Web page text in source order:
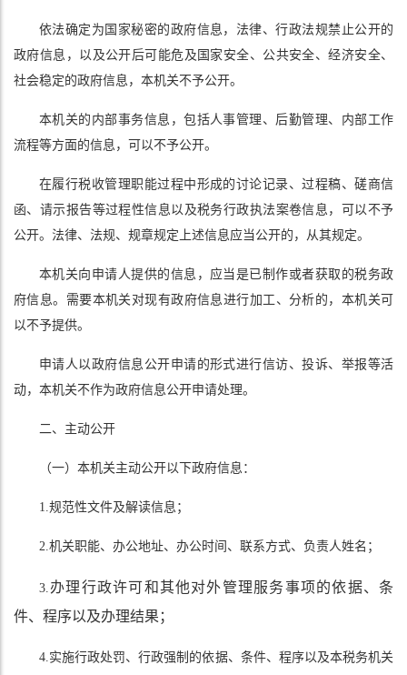
依法确定为国家秘密的政府信息，法律、行政法规禁止公开的
政府信息，以及公开后可能危及国家安全、公共安全、经济安全、
社会稳定的政府信息，本机关不予公开。
本机关的内部事务信息，包括人事管理、后勤管理、内部工作
流程等方面的信息，可以不予公开。
在履行税收管理职能过程中形成的讨论记录、过程稿、磋商信
函、请示报告等过程性信息以及税务行政执法案卷信息，可以不予
公开。法律、法规、规章规定上述信息应当公开的，从其规定。
本机关向申请人提供的信息，应当是已制作或者获取的税务政
府信息。需要本机关对现有政府信息进行加工、分析的，本机关可
以不予提供。
申请人以政府信息公开申请的形式进行信访、投诉、举报等活
动，本机关不作为政府信息公开申请处理。
二、主动公开
（一）本机关主动公开以下政府信息：
1.规范性文件及解读信息；
2.机关职能、办公地址、办公时间、联系方式、负责人姓名；
3. 办理行政许可和其他对外管理服务事项的依据、条
件、程序以及办理结果；
4.实施行政处罚、行政强制的依据、条件、程序以及本税务机关